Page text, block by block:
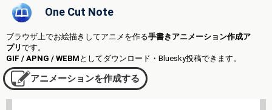
One Cut Note
ブラウザ上でお絵描きしてアニメを作る手書きアニメーション作成ア
プリです。
GIF / APNG / WEBM としてダウンロード・Bluesky投稿できます。
アニメーションを作成する